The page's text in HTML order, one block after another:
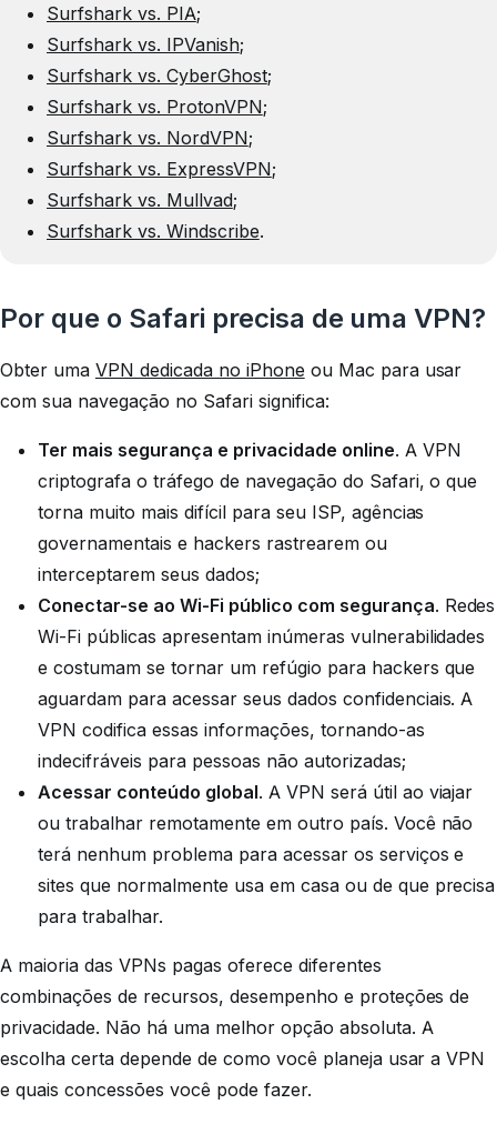
Surfshark vs. PIA;
Surfshark vs. IPVanish;
Surfshark vs. CyberGhost;
Surfshark vs. ProtonVPN;
Surfshark vs. NordVPN;
Surfshark vs. ExpressVPN;
Surfshark vs. Mullvad;
Surfshark vs. Windscribe.
Por que o Safari precisa de uma VPN?
Obter uma VPN dedicada no iPhone ou Mac para usar
com sua navegação no Safari significa:
Ter mais segurança e privacidade online. A VPN
criptografa o tráfego de navegação do Safari, o que
torna muito mais difícil para seu ISP, agências
governamentais e hackers rastrearem ou
interceptarem seus dados;
Conectar-se ao Wi-Fi público com segurança. Redes
Wi-Fi públicas apresentam inúmeras vulnerabilidades
e costumam se tornar um refúgio para hackers que
aguardam para acessar seus dados confidenciais. A
VPN codifica essas informações, tornando-as
indecifráveis para pessoas não autorizadas;
Acessar conteúdo global. A VPN será útil ao viajar
ou trabalhar remotamente em outro país. Você não
terá nenhum problema para acessar os serviços e
sites que normalmente usa em casa ou de que precisa
para trabalhar.
A maioria das VPNs pagas oferece diferentes
combinações de recursos, desempenho e proteções de
privacidade. Não há uma melhoropção absoluta. A
escolha certa depende de como você planeja usar a VPN
e quais concessões você pode fazer.